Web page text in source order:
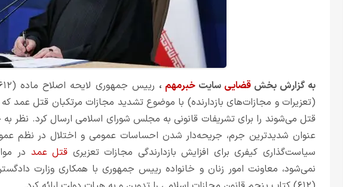
به گزارش بخشقضایی سایتخبرمهم ، رییس جمهوری لایحه اصلاح ماده (۶۱۲) کتاب پنجم قانون
(تعزیرات و مجازات‌های بازدارنده) با موضوع تشدید مجازات مرتکبان قتل عمد
قتل می‌شوند را برای تشریفات قانونی به مجلس شورای اسلامی ارسال کرد. نظر
عنوان شدیدترین جرم، جریحه‌دار شدن احساسات عمومی و اختلال در نظم
سیاست‌گذاری کیفری برای افزایش بازدارندگی مجازات تعزیری قتل عمد در
نمی‌شود، معاونت امور زنان و خانواده رییس جمهوری با همکاری وزارت